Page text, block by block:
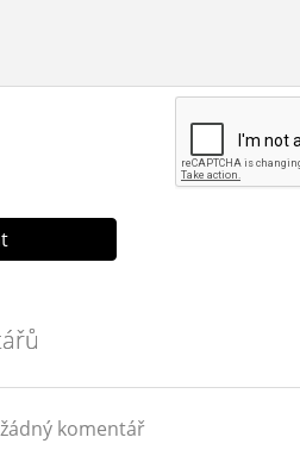
komentář